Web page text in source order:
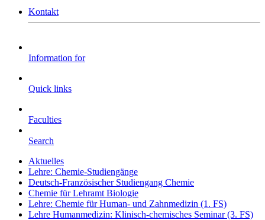
Kontakt
Information for
Quick links
Faculties
Search
Aktuelles
Lehre: Chemie-Studiengänge
Deutsch-Französischer Studiengang Chemie
Chemie für Lehramt Biologie
Lehre: Chemie für Human- und Zahnmedizin (1. FS)
Lehre Humanmedizin: Klinisch-chemisches Seminar (3. FS)